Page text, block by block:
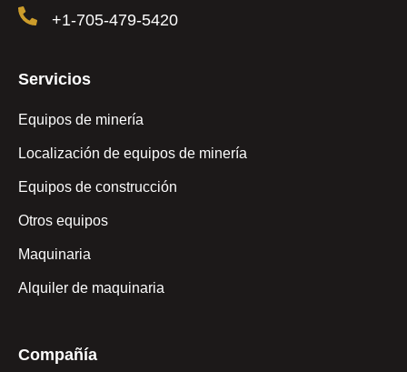
+1-705-479-5420
Servicios
Equipos de minería
Localización de equipos de minería
Equipos de construcción
Otros equipos
Maquinaria
Alquiler de maquinaria
Compañía